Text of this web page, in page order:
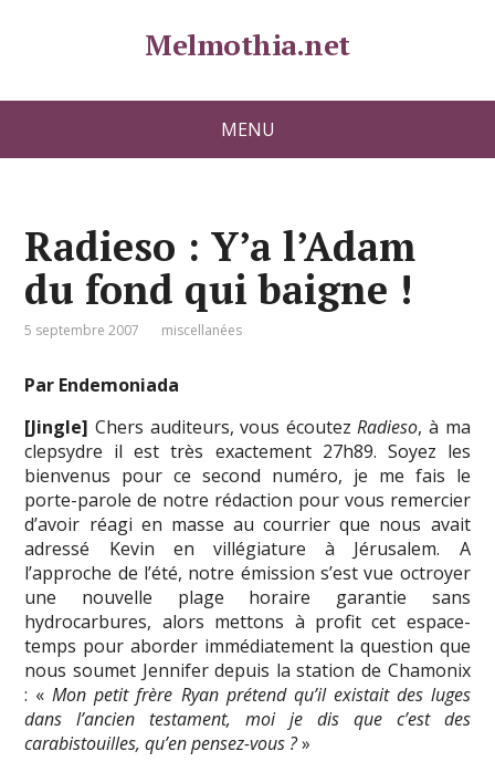
Melmothia.net
MENU
Radieso : Y’a l’Adam
du fond qui baigne !
5 septembre 2007 miscellanées
Par Endemoniada
[Jingle] Chers auditeurs, vous écoutezRadieso, à ma
clepsydre il est très exactement 27h89. Soyez les
bienvenus pour ce second numéro, je me fais le
porte-parole de notre rédaction pour vous remercier
d’avoir réagi en masse au courrier que nous avait
adressé Kevin en villégiature à Jérusalem. A
l’approche de l’été, notre émission s’est vue octroyer
une nouvelle plage horaire garantie sans
hydrocarbures, alors mettons à profit cet espace-
temps pour aborder immédiatement la question que
nous soumet Jennifer depuis la station de Chamonix
: «Mon petit frère Ryan prétend qu’il existait des luges
dans l’ancien testament, moi je dis que c’est des
carabistouilles, qu’en pensez-vous ?»